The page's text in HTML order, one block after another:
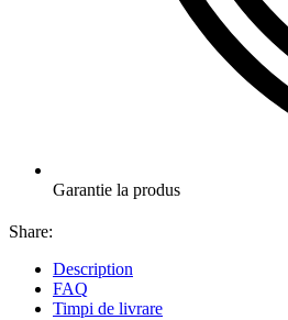
Garantie la produs
Share:
Description
FAQ
Timpi de livrare